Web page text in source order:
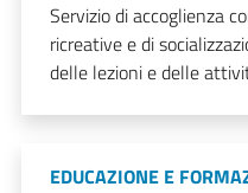
Servizio di accoglienza
ricreative e di
delle lezioni e delle
EDUCAZIONE E